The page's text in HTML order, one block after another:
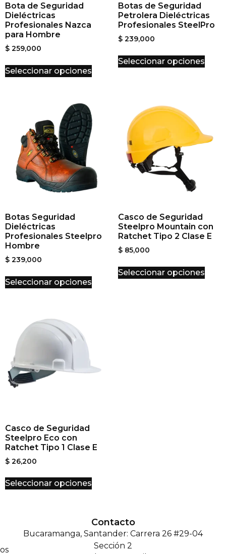
Bota de Seguridad
Dieléctricas
Profesionales Nazca
para Hombre
$ 259,000
Seleccionar opciones
Botas de Seguridad
Petrolera Dieléctricas
Profesionales SteelPro
$ 239,000
Seleccionar opciones
Botas Seguridad
Dieléctricas
Profesionales Steelpro
Hombre
$ 239,000
Seleccionar opciones
Casco de Seguridad
Steelpro Mountain con
Ratchet Tipo 2 Clase E
$ 85,000
Seleccionar opciones
Casco de Seguridad
Steelpro Eco con
Ratchet Tipo 1 Clase E
$ 26,200
Seleccionar opciones
Contacto
Bucaramanga, Santander: Carrera 26 #29-04
Sección 2